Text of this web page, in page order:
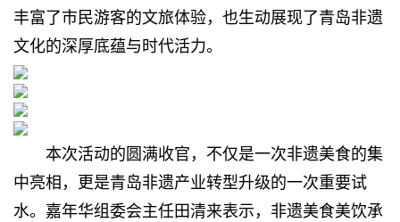
丰富了市民游客的文旅体验，也生动展现了青岛非遗
文化的深厚底蕴与时代活力。
本次活动的圆满收官，不仅是一次非遗美食的集
中亮相，更是青岛非遗产业转型升级的一次重要试
水。嘉年华组委会主任田清来表示，非遗美食美饮承